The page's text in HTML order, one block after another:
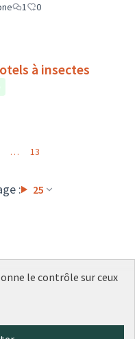
1
0
à insectes
: 25
… 13
le contrôle sur ceux